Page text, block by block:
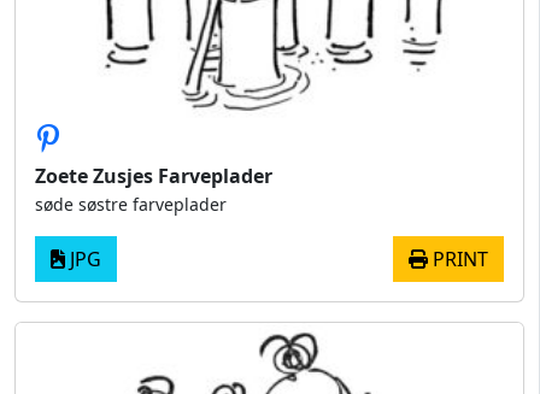
Zoete Zusjes Farveplader
søde søstre farveplader
JPG PRINT